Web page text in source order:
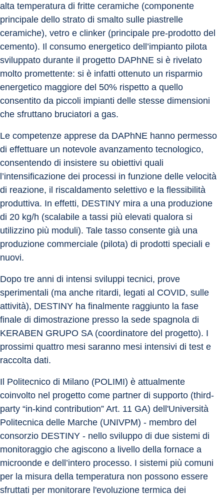
alta temperatura di fritte ceramiche (componente
principale dello strato di smalto sulle piastrelle
ceramiche), vetro e clinker (principale pre-prodotto del
cemento). Il consumo energetico dell’impianto pilota
sviluppato durante il progetto DAPhNE si è rivelato
molto promettente: si è infatti ottenuto un risparmio
energetico maggiore del 50% rispetto a quello
consentito da piccoli impianti delle stesse dimensioni
che sfruttano bruciatori a gas.
Le competenze apprese da DAPhNE hanno permesso
di effettuare un notevole avanzamento tecnologico,
consentendo di insistere su obiettivi quali
l’intensificazione dei processi in funzione delle velocità
di reazione, il riscaldamento selettivo e la flessibilità
produttiva. In effetti, DESTINY mira a una produzione
di 20 kg/h (scalabile a tassi più elevati qualora si
utilizzino più moduli). Tale tasso consente già una
produzione commerciale (pilota) di prodotti speciali e
nuovi.
Dopo tre anni di intensi sviluppi tecnici, prove
sperimentali (ma anche ritardi, legati al COVID, sulle
attività), DESTINY ha finalmente raggiunto la fase
finale di dimostrazione presso la sede spagnola di
KERABEN GRUPO SA (coordinatore del progetto). I
prossimi quattro mesi saranno mesi intensivi di test e
raccolta dati.
Il Politecnico di Milano (POLIMI) è attualmente
coinvolto nel progetto come partner di supporto (third-
party “in-kind contribution” Art. 11 GA) dell'Università
Politecnica delle Marche (UNIVPM) - membro del
consorzio DESTINY - nello sviluppo di due sistemi di
monitoraggio che agiscono a livello della fornace a
microonde e dell’intero processo. I sistemi più comuni
per la misura della temperatura non possono essere
sfruttati per monitorare l'evoluzione termica dei